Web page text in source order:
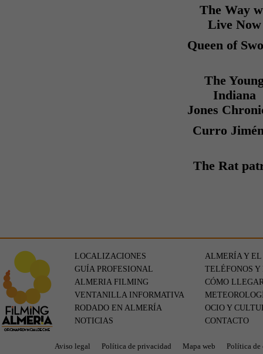
The Way
Live Now
Queen of
The
Indiana
Jones
Curro
The Rat
LOCALIZACIONES
GUÍA PROFESIONAL
ALMERIA FILMING
VENTANILLA INFORMATIVA
RODADO EN ALMERÍA
NOTICIAS
ALMERÍA Y EL
TELÉFONOS Y
CÓMO
OCIO Y
CONTACTO
Aviso legal Política de privacidad Mapa web Política de